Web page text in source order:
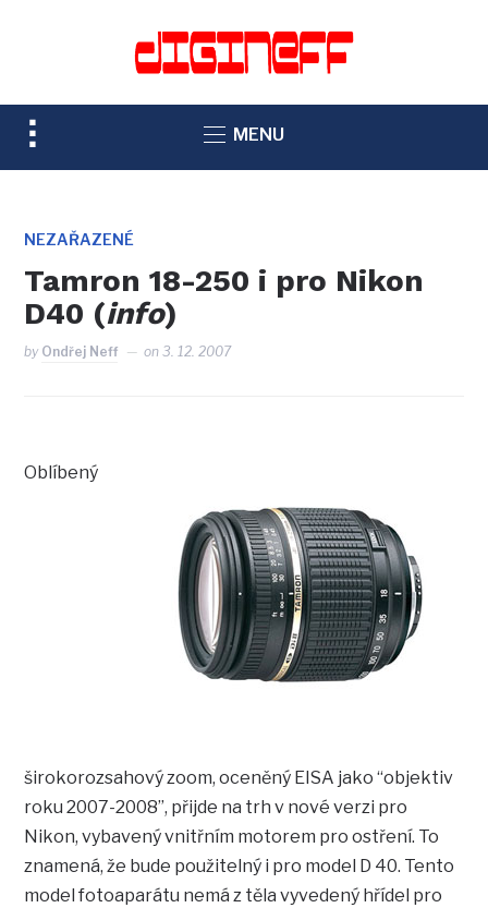
TOGGLE
SIDEBAR
NAVIGATION
MENU
NEZAŘAZENÉ
Tamron 18-250 i pro Nikon
D40 (info)
by Ondřej Neff on3. 12. 2007
Oblíbený
širokorozsahový zoom, oceněný EISA jako “objektiv
roku 2007-2008”, přijde na trh v nové verzi pro
Nikon, vybavený vnitřním motorem pro ostření. To
znamená, že bude použitelný i pro model D 40. Tento
model fotoaparátu nemá z těla vyvedený hřídel pro